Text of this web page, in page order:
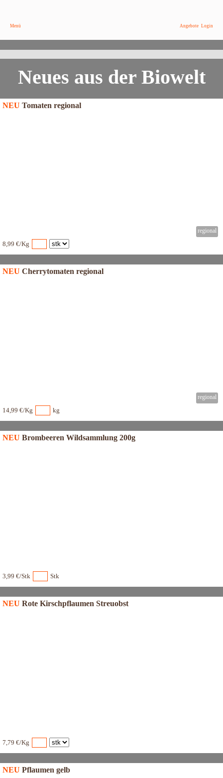
Menü Angebote Login
Neues aus der Biowelt
NEU Tomaten regional
8,99 €/Kg
NEU Cherrytomaten regional
14,99 €/Kg kg
NEU Brombeeren Wildsammlung 200g
3,99 €/Stk Stk
NEU Rote Kirschpflaumen Streuobst
7,79 €/Kg
NEU Pflaumen gelb